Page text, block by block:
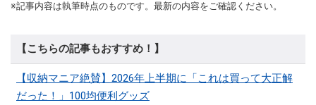
※記事内容は執筆時点のものです。最新の内容をご確認ください。
【こちらの記事もおすすめ！】
【収納マニア絶賛】2026年上半期に「これは買って大正解
だった！」100均便利グッズ